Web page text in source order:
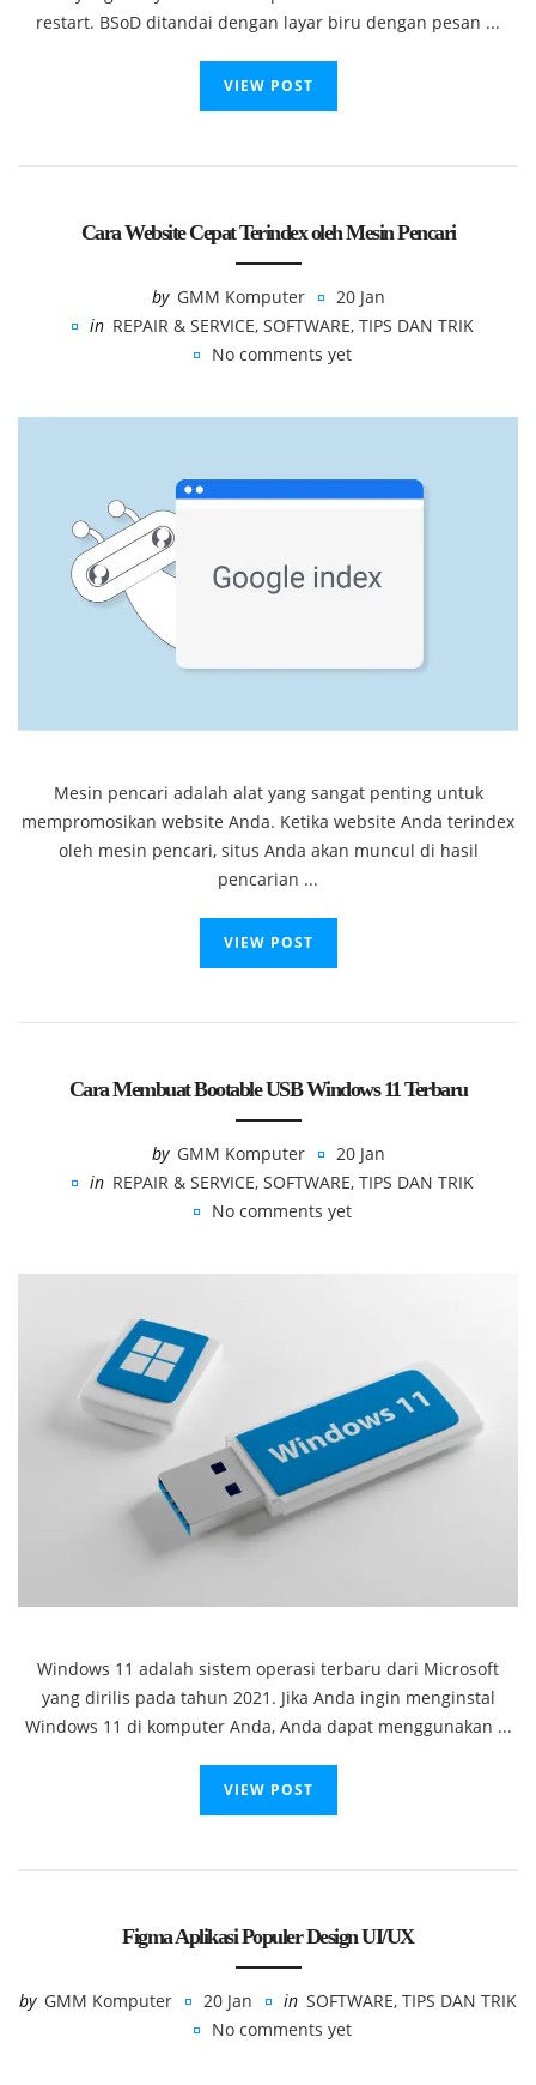
restart. BSoD ditandai dengan layar biru dengan pesan ...
VIEW POST
Cara Website Cepat Terindex oleh Mesin Pencari
by GMM Komputer
20 Jan
in REPAIR & SERVICE, SOFTWARE, TIPS DAN TRIK
No comments yet
Mesin pencari adalah alat yang sangat penting untuk
mempromosikan website Anda. Ketika website Anda terindex
oleh mesin pencari, situs Anda akan muncul di hasil
pencarian ...
VIEW POST
Cara Membuat Bootable USB Windows 11 Terbaru
by GMM Komputer
20 Jan
in REPAIR & SERVICE, SOFTWARE, TIPS DAN TRIK
No comments yet
Windows 11 adalah sistem operasi terbaru dari Microsoft
yang dirilis pada tahun 2021. Jika Anda ingin menginstal
Windows 11 di komputer Anda, Anda dapat menggunakan ...
VIEW POST
Figma Aplikasi Populer Design UI/UX
by GMM Komputer 20 Jan in SOFTWARE, TIPS DAN TRIK
No comments yet